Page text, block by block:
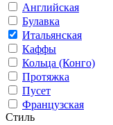
Английская
Булавка
Итальянская
Каффы
Кольца (Конго)
Протяжка
Пусет
Французская
Стиль